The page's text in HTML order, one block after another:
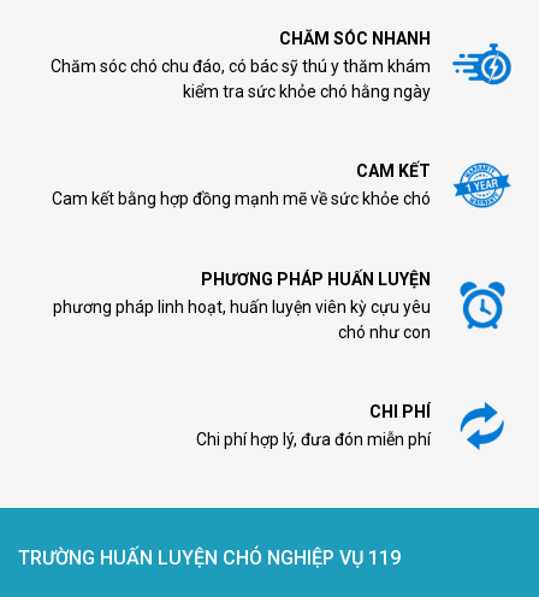
CHĂM SÓC NHANH
Chăm sóc chó chu đáo, có bác sỹ thú y thăm khám
kiểm tra sức khỏe chó hằng ngày
CAM KẾT
Cam kết bằng hợp đồng mạnh mẽ về sức khỏe chó
PHƯƠNG PHÁP HUẤN LUYỆN
phương pháp linh hoạt, huấn luyện viên kỳ cựu yêu
chó như con
CHI PHÍ
Chi phí hợp lý, đưa đón miễn phí
TRƯỜNG HUẤN LUYỆN CHÓ NGHIỆP VỤ 119